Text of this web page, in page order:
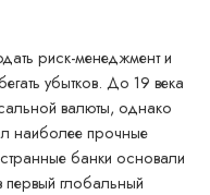
риск-менеджмент и
убытков. До 19 века
валюты, однако
наиболее прочные
банки основали
первый глобальный